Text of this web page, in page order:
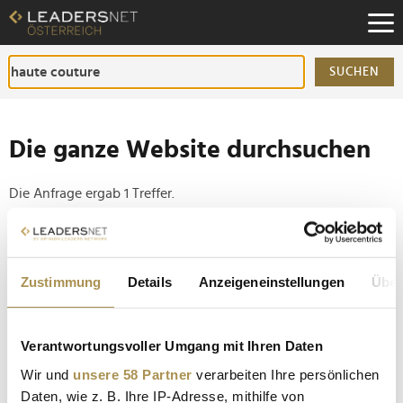
Zustimmung Details Anzeigeneinstellungen
Verantwortungsvoller Umgang mit Ihren Daten
Wir und unsere 58 Partner verarbeiten Ihre persönlichen
Daten, wie z. B. Ihre IP-Adresse, mithilfe von
Zum
Inhalt
Zur
Fußzeilen-
Navigation
SUCHEN
Die ganze Website durchsuchen
Die Anfrage ergab 1 Treffer.
Tipp
Seiten suchen, die genau diese Wortgruppe enthalten:
Kultur, Politik und Haute Couture beim exklusiven
Opening von Atıl Kutoğlu